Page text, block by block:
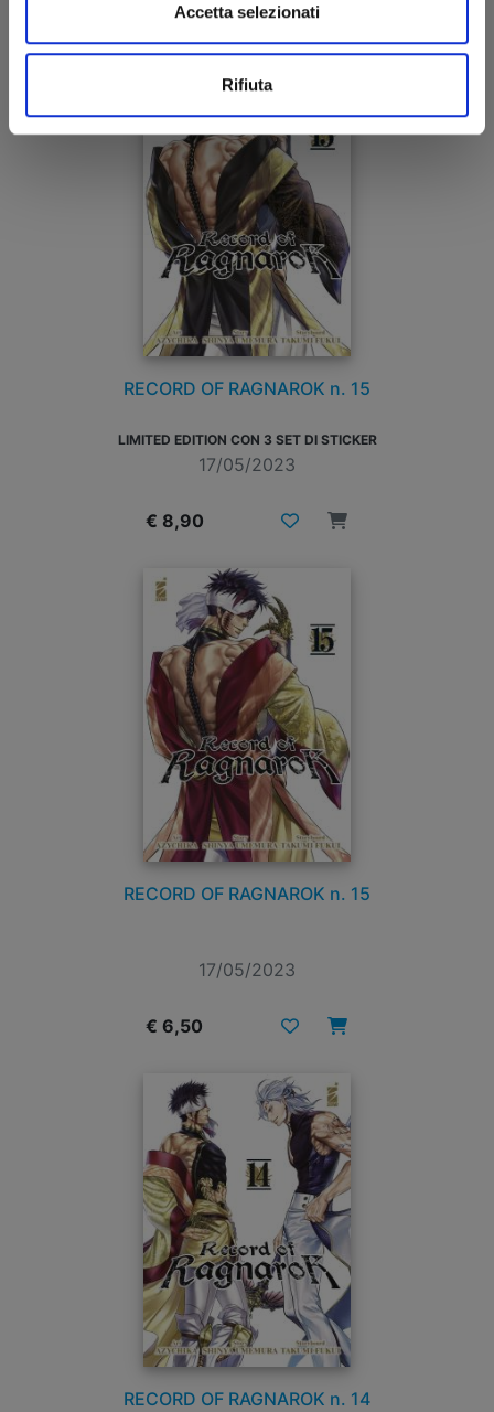
Accetta selezionati
Rifiuta
€ 6,50
RECORD OF RAGNAROK n. 15
LIMITED EDITION CON 3 SET DI STICKER
17/05/2023
€ 8,90
RECORD OF RAGNAROK n. 15
17/05/2023
€ 6,50
RECORD OF RAGNAROK n. 14